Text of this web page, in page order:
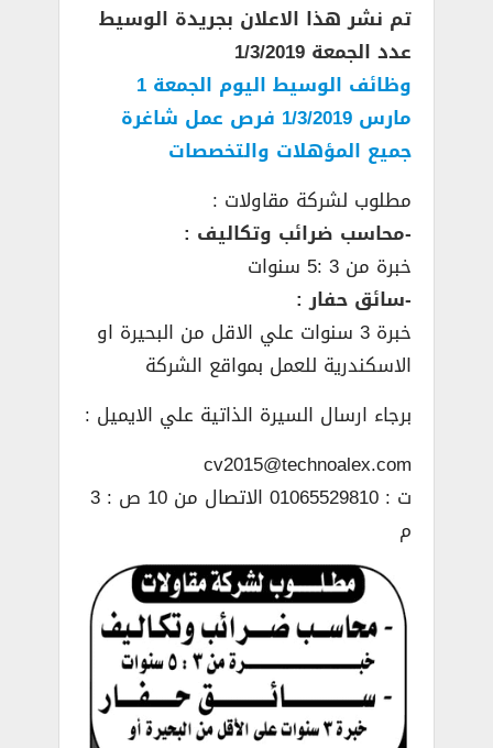
تم نشر هذا الاعلان بجريدة الوسيط
عدد الجمعة 1/3/2019
وظائف الوسيط اليوم الجمعة 1
مارس 1/3/2019 فرص عمل شاغرة
جميع المؤهلات والتخصصات
مطلوب لشركة مقاولات :
-محاسب ضرائب وتكاليف :
خبرة من 3 :5 سنوات
-سائق حفار :
خبرة 3 سنوات علي الاقل من البحيرة او
الاسكندرية للعمل بمواقع الشركة
برجاء ارسال السيرة الذاتية علي الايميل :
cv2015@technoalex.com
ت : 01065529810 الاتصال من 10 ص : 3
م